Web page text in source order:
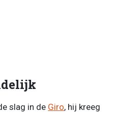
slag in de Giro, hij kreeg